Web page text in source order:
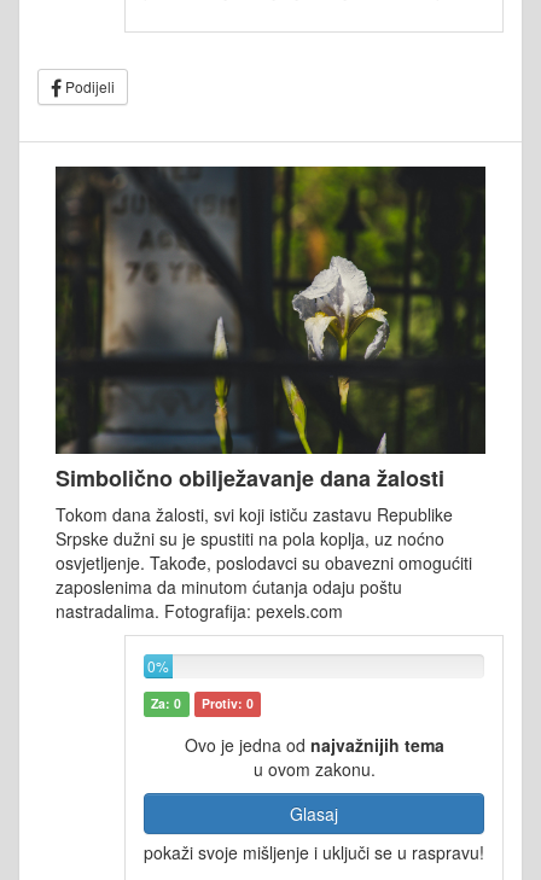
Podijeli
Simbolično obilježavanje dana žalosti
Tokom dana žalosti, svi koji ističu zastavu Republike
Srpske dužni su je spustiti na pola koplja, uz noćno
osvjetljenje. Takođe, poslodavci su obavezni omogućiti
zaposlenima da minutom ćutanja odaju poštu
nastradalima. Fotografija: pexels.com
0%
Za: 0 Protiv: 0
Ovo je jedna od najvažnijih tema
u ovom zakonu.
Glasaj
pokaži svoje mišljenje i uključi se u raspravu!